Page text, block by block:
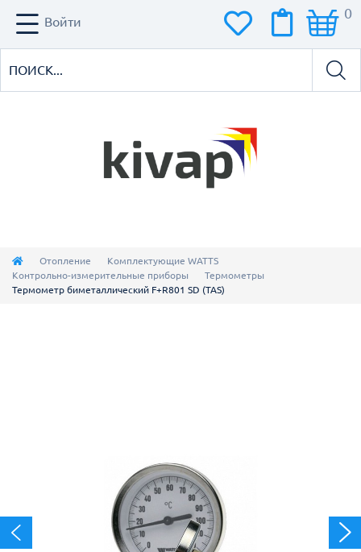
Войти
0
Отопление
Комплектующие WATTS
Контрольно-измерительные приборы
Термометры
Термометр биметаллический F+R801 SD (TAS)